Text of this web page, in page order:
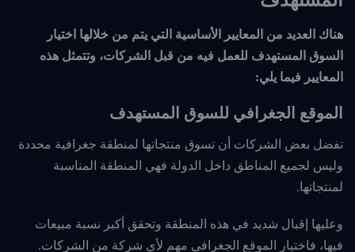
هناك العديد من المعايير الأساسية التي يتم من خلالها اختيار
السوق المستهدف للعمل فيه من قبل الشركات، وتتمثل هذه
المعايير فيما يلي:
الموقع الجغرافي للسوق المستهدف
تفضل بعض الشركات أن تسوق منتجاتها لمنطقة جغرافية محددة
وليس لجميع المناطق داخل الدولة فهي المنطقة المناسبة
لمنتجاتها.
وعليها إقبال شديد في هذه المنطقة وتحقق أكبر نسبة مبيعات
فيها، فاختيار الموقع الجغرافي مهم لأي شركة من الشركات.